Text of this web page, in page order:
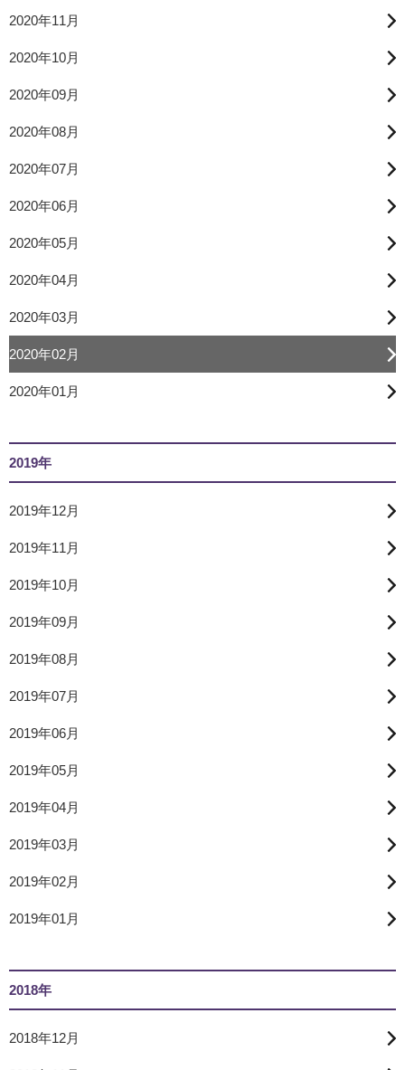
2020年11月
2020年10月
2020年09月
2020年08月
2020年07月
2020年06月
2020年05月
2020年04月
2020年03月
2020年02月
2020年01月
2019年
2019年12月
2019年11月
2019年10月
2019年09月
2019年08月
2019年07月
2019年06月
2019年05月
2019年04月
2019年03月
2019年02月
2019年01月
2018年
2018年12月